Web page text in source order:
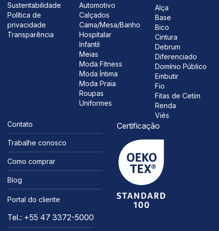
Sustentabilidade
Política de
privacidade
Transparência
Automotivo
Calçados
Cama/Mesa/Banho
Hospitalar
Infantil
Meias
Moda Fitness
Moda Íntima
Moda Praia
Roupas
Uniformes
Alça
Base
Bico
Cintura
Debrum
Diferenciado
Domínio Público
Embutir
Fio
Fitas de Cetim
Renda
Viés
Contato
Trabalhe conosco
Como comprar
Blog
Portal do cliente
Tel.: +55 47 3372-5000
Certificação